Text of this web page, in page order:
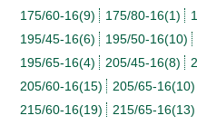
175/60-16(9)
175/80-16(1)
195/45-16(6)
195/50-16(10)
195/65-16(4)
205/45-16(8)
205/60-16(15)
205/65-16(10)
215/60-16(19)
215/65-16(13)